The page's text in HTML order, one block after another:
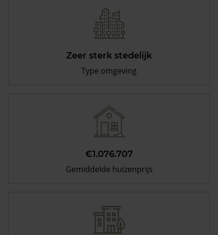
Zeer sterk stedelijk
Type omgeving
€1.076.707
Gemiddelde huizenprijs